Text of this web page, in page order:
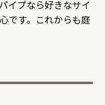
イプなら好きなサイ
です。これからも庭